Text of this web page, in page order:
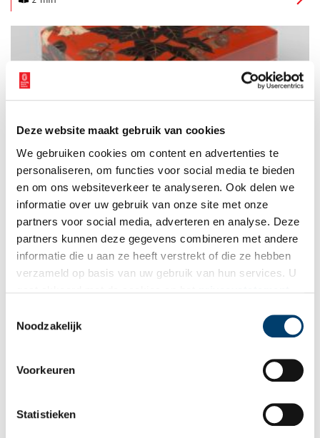
Deze website maakt gebruik van cookies
We gebruiken cookies om content en advertenties te
personaliseren, om functies voor social media te bieden
en om ons websiteverkeer te analyseren. Ook delen we
informatie over uw gebruik van onze site met onze
partners voor social media, adverteren en analyse. Deze
partners kunnen deze gegevens combineren met andere
informatie die u aan ze heeft verstrekt of die ze hebben
verzameld op basis van uw gebruik van hun services. U
Noodzakelijk
Voorkeuren
Statistieken
1979 dat de drie portretten weer samen in Haarlem te zien
zijn. In de focuspresentatie Het raadsel van het meisje in het
blauw gaat het museum op zoek naar de identiteit van het
drietal, die tot op heden onbekend is.
Naastgrote papieren kunstwerken, waar we eerder aandacht
aan schonken, bestaat de zomertentoonstelling van het
Rijksmuseum uit Modern Japans Lak. Te zien zijn zo’n zeventig
vaak schitterend bewerkte schrijfdozen en andere
opbergdozen van hout, die met soms tientallen flinterdunne
laagjes lak zijn versierd. De kunstvorm is ingebed in een lange
traditie, waarbij kunstenaars uit Oost en West zich door
elkaars werk lieten inspireren.
De zware strijd om Indonesische onafhankelijkheid
De nieuwe tentoonstelling Revolusi! In het Rijksmuseum heeft
volop onder de aandacht gebracht. Het was een ongelijke
strijd, waarbij vooral aan Indonesische zijde veel slachtoffers
vielen. Niet voor niets heeft deze periode bij hen soms diepe